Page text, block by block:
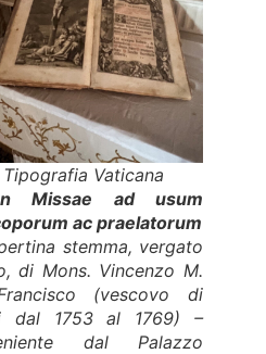
Tipografia Vaticana
Missae ad usum
ac praelatorum
stemma, vergato
di Mons. Vincenzo M.
(vescovo di
dal 1753 al 1769) –
dal Palazzo